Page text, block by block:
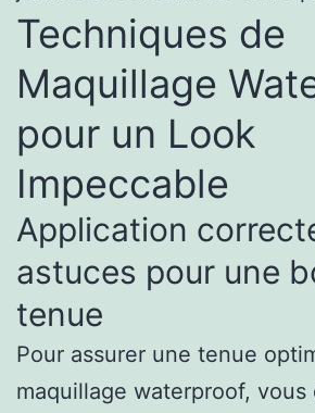
Techniques de
Maquillage
pour un Look
Impeccable
Application
astuces pour une
tenue
Pour assurer une tenue
maquillage waterproof, vous